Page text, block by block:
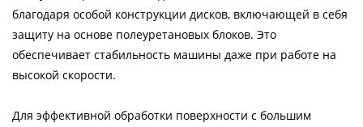
благодаря особой конструкции дисков, включающей в себя
защиту на основе полеуретановых блоков. Это
обеспечивает стабильность машины даже при работе на
высокой скорости.
Для эффективной обработки поверхности с большим